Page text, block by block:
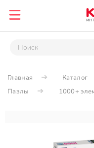
Главная Каталог
Пазлы
1000+